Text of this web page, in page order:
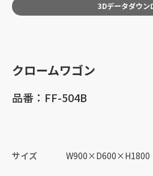
3Dデータダウン
クロームワゴン
品番：FF-504B
サイズ W900×D600×H1800